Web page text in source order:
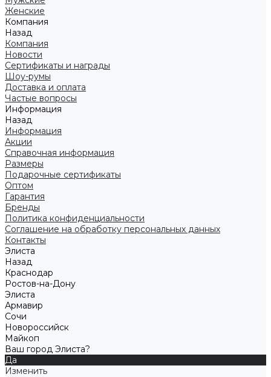
Женские
Компания
Назад
Компания
Новости
Сертификаты и награды
Шоу-румы
Доставка и оплата
Частые вопросы
Информация
Назад
Информация
Акции
Справочная информация
Размеры
Подарочные сертификаты
Оптом
Гарантия
Бренды
Политика конфиденциальности
Соглашение на обработку персональных данных
Контакты
Элиста
Назад
Краснодар
Ростов-на-Дону
Элиста
Армавир
Сочи
Новороссийск
Майкоп
Ваш город Элиста?
Да
Изменить